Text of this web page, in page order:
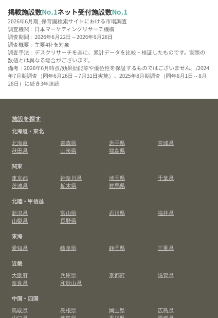
掲載施設数No.1ネット受付施設数No.1
2026年6月期_保育園検索サイトにおける市場調査
調査機関：日本マーケティングリサーチ機構
調査期間：2026年6月22日～2026年6月26日
調査概要：主要4社を対象
調査手法：デスクリサーチを基に、累計データを比較・検証したものです。実際の
数値とは異なる場合がございます。
備考：2026年6月時点/効果効能等や優位性を保証するものではございません。/2024
年7月期調査（同年6月26日～7月31日実施）、2025年8月期調査（同年8月1日～8月
28日）に続き3年連続
施設を探す
北海道・東北
北海道
青森県 岩手県
宮城県
秋田県
山形県
福島県
関東
東京都
神奈川県 埼玉県
千葉県
茨城県
栃木県
群馬県
北陸・甲信越
新潟県
富山県 石川県
福井県
山梨県
長野県
東海
愛知県
岐阜県 静岡県
三重県
近畿
大阪府
兵庫県 京都府
滋賀県
奈良県
和歌山県
中国・四国
鳥取県
島根県 岡山県
広島県